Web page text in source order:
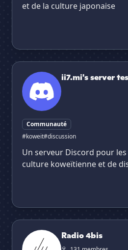
et de la culture japonaise
ii7.mi's server test
ii7.mi's server
Communauté
#koweit#discussion
Un serveur Discord pour
culture koweïtienne et de
Radio 4bis
Radio 4bis